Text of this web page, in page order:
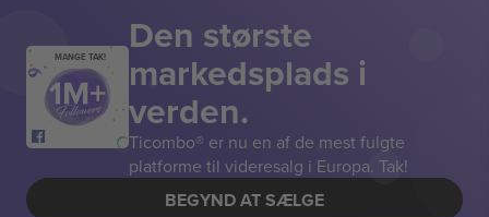
MANGE TAK! Den største
markedsplads i
verden.
Ticombo® er nu en af de mest fulgte
platforme til videresalg i Europa. Tak!
BEGYND AT SÆLGE